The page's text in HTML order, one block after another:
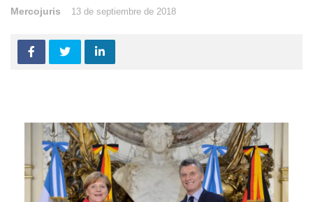
Mercojuris 13 de septiembre de 2018